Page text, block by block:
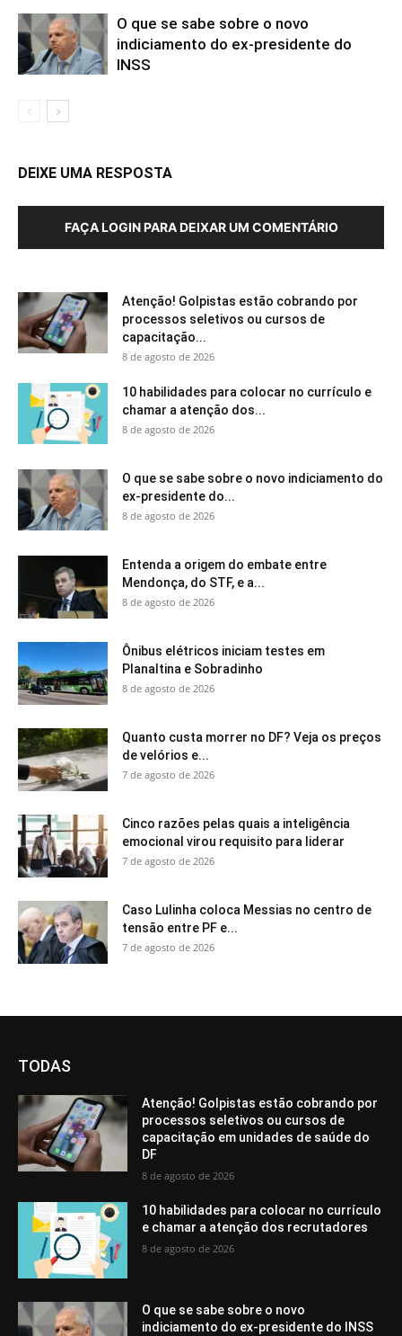
O que se sabe sobre o novo
indiciamento do ex-presidente do
INSS
DEIXE UMA RESPOSTA
FAÇA LOGIN PARA DEIXAR UM COMENTÁRIO
Atenção! Golpistas estão cobrando por
processos seletivos ou cursos de
capacitação...
8 de agosto de 2026
10 habilidades para colocar no currículo e
chamar a atenção dos...
8 de agosto de 2026
O que se sabe sobre o novo indiciamento do
ex-presidente do...
8 de agosto de 2026
Entenda a origem do embate entre
Mendonça, do STF, e a...
8 de agosto de 2026
Ônibus elétricos iniciam testes em
Planaltina e Sobradinho
8 de agosto de 2026
Quanto custa morrer no DF? Veja os preços
de velórios e...
7 de agosto de 2026
Cinco razões pelas quais a inteligência
emocional virou requisito para liderar
7 de agosto de 2026
Caso Lulinha coloca Messias no centro de
tensão entre PF e...
7 de agosto de 2026
TODAS
Atenção! Golpistas estão cobrando por
processos seletivos ou cursos de
capacitação em unidades de saúde do
DF
8 de agosto de 2026
10 habilidades para colocar no currículo
e chamar a atenção dos recrutadores
8 de agosto de 2026
O que se sabe sobre o novo
indiciamento do ex-presidente do INSS